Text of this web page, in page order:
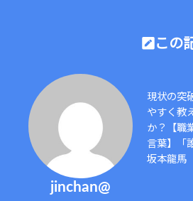
この
jinchan@
現状の突
やすく教
か？【職
言葉】「
坂本龍馬